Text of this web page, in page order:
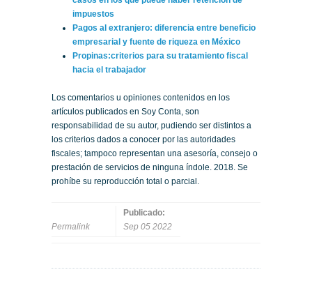
impuestos
Pagos al extranjero: diferencia entre beneficio
empresarial y fuente de riqueza en México
Propinas:criterios para su tratamiento fiscal
hacia el trabajador
Los comentarios u opiniones contenidos en los
artículos publicados en Soy Conta, son
responsabilidad de su autor, pudiendo ser distintos a
los criterios dados a conocer por las autoridades
fiscales; tampoco representan una asesoría, consejo o
prestación de servicios de ninguna índole. 2018. Se
prohíbe su reproducción total o parcial.
Permalink
Publicado:
Sep 05 2022